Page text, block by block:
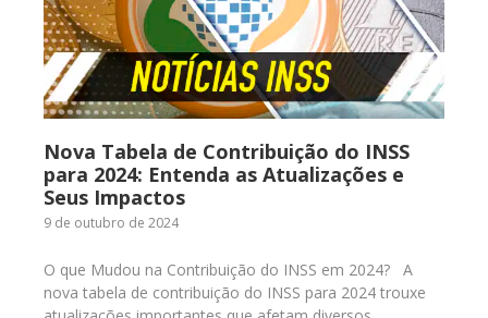
Nova Tabela de Contribuição do INSS
para 2024: Entenda as Atualizações e
Seus Impactos
9 de outubro de 2024
O que Mudou na Contribuição do INSS em 2024? A
nova tabela de contribuição do INSS para 2024 trouxe